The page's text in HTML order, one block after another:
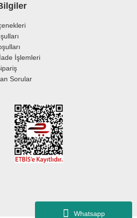
Whatsapp
İşlemleri
Sorular